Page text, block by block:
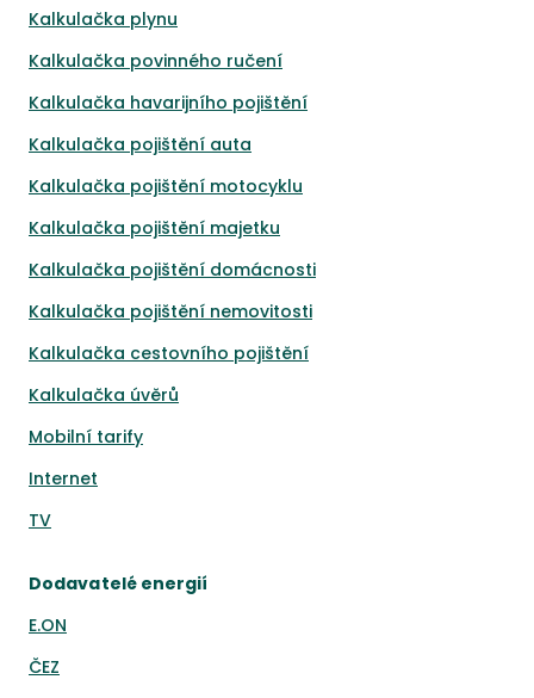
Kalkulačka plynu
Kalkulačka povinného ručení
Kalkulačka havarijního pojištění
Kalkulačka pojištění auta
Kalkulačka pojištění motocyklu
Kalkulačka pojištění majetku
Kalkulačka pojištění domácnosti
Kalkulačka pojištění nemovitosti
Kalkulačka cestovního pojištění
Kalkulačka úvěrů
Mobilní tarify
Internet
TV
Dodavatelé energií
E.ON
ČEZ